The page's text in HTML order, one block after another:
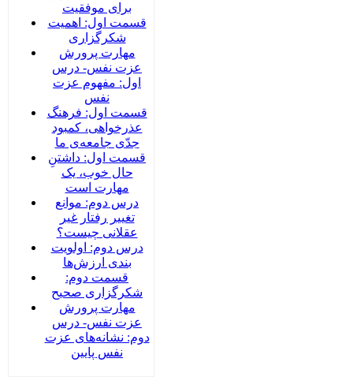
برای موفقیت
قسمت اول: اهمیت
شکرگزاری
مهارت پرورش
عزت نفس- درس
اول: مفهوم عزت
نفس
قسمت اول: فرهنگ
عذرخواهی، کمبود
جدّی جامعه‌ی ما
قسمت اول: داشتنِ
حال خوب، یک
مهارت است
درس دوم: موانع
تغییر رفتار غیر
عقلانی چیست؟
درس دوم: اولویت
بندی ارزش‌ها
قسمت دوم:
شکرگزاری صحیح
مهارت پرورش
عزت نفس- درس
دوم: نشانه‌های عزت
نفس پایین